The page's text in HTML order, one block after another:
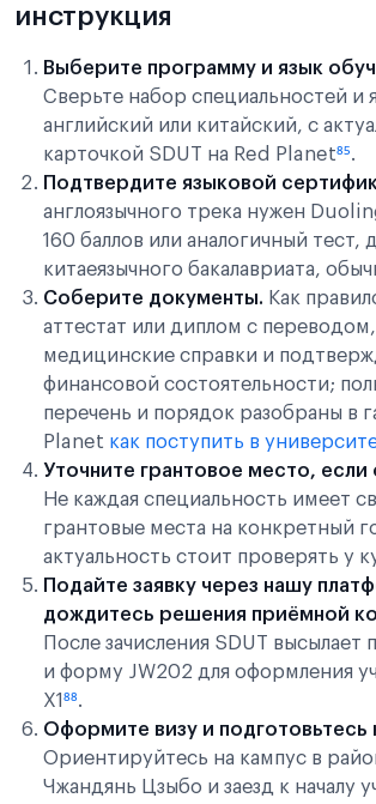
инструкция
Выберите программу и язык
Сверьте набор специальностей и
английский или китайский, с
карточкой SDUT на Red Planet⁸⁵.
Подтвердите языковой
англоязычного трека нужен
160 баллов или аналогичный тест,
китаеязычного бакалавриата,
Соберите документы. Как
аттестат или диплом с
медицинские справки и
финансовой состоятельности;
перечень и порядок разобраны в
Planet как поступить в
Уточните грантовое место, если
Не каждая специальность имеет
грантовые места на конкретный
актуальность стоит проверять у
Подайте заявку через нашу
дождитесь решения приёмной
После зачисления SDUT высылает
и форму JW202 для оформления
X1⁸⁸.
Оформите визу и подготовьтесь
Ориентируйтесь на кампус в
Чжандянь Цзыбо и заезд к началу